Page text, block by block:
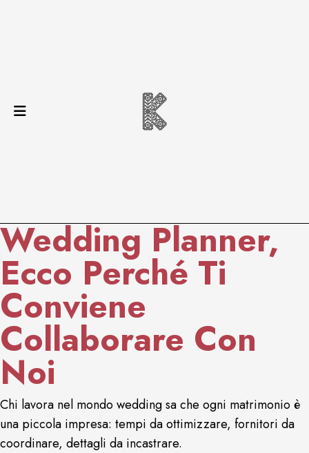
Wedding Planner,
Ecco Perché Ti
Conviene
Collaborare Con
Noi
Chi lavora nel mondo wedding sa che ogni matrimonio è
una piccola impresa: tempi da ottimizzare, fornitori da
coordinare, dettagli da incastrare.